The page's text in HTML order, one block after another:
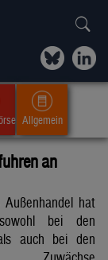
Allgemein
an
Außenhandel hat
bei den
auch bei den